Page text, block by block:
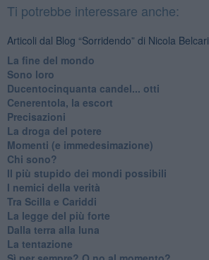
Ti potrebbe interessare anche:
Articoli dal Blog “Sorridendo” di Nicola Belcari
La fine del mondo
Sono loro
Ducentocinquanta candel... otti
Cenerentola, la escort
Precisazioni
La droga del potere
Momenti (e immedesimazione)
Chi sono?
Il più stupido dei mondi possibili
I nemici della verità
Tra Scilla e Cariddi
La legge del più forte
Dalla terra alla luna
La tentazione